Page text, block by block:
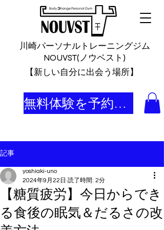
川崎パーソナルトレーニングジム
NOUVST(ノウベスト)
無料体験を予約する
​【新しい自分に出会う場所】
記事
【糖質疲労】今日からでき
る食後の眠気＆だるさの改
yoshiaki-uno
2024年9月22日 読了時間: 2分